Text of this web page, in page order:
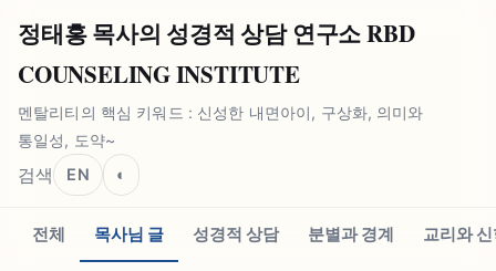
정태홍 목사의 성경적 상담 연구소 RBD
COUNSELING INSTITUTE
멘탈리티의 핵심 키워드 : 신성한 내면아이, 구상화, 의미와
통일성, 도약~
검색 EN ◐
전체 목사님 글 성경적 상담 분별과 경계 교리와